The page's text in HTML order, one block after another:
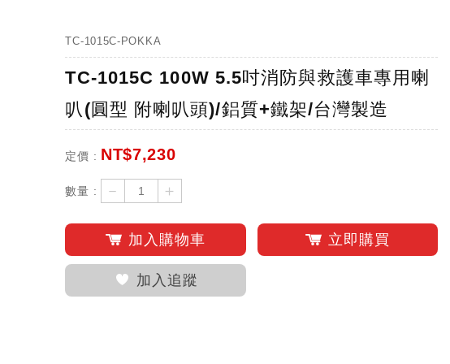
TC-1015C-POKKA
TC-1015C 100W 5.5吋消防與救護車專用喇
叭(圓型 附喇叭頭)/鋁質+鐵架/台灣製造
定價 : NT$7,230
數量 : － ＋
加入購物車 立即購買
加入追蹤